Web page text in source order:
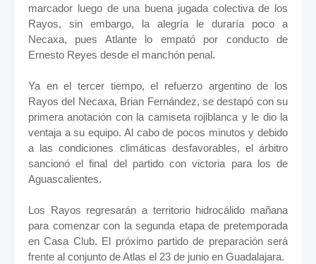
marcador luego de una buena jugada colectiva de los
Rayos, sin embargo, la alegría le duraría poco a
Necaxa, pues Atlante lo empató por conducto de
Ernesto Reyes desde el manchón penal.
Ya en el tercer tiempo, el refuerzo argentino de los
Rayos del Necaxa, Brian Fernández, se destapó con su
primera anotación con la camiseta rojiblanca y le dio la
ventaja a su equipo. Al cabo de pocos minutos y debido
a las condiciones climáticas desfavorables, el árbitro
sancionó el final del partido con victoria para los de
Aguascalientes.
Los Rayos regresarán a territorio hidrocálido mañana
para comenzar con la segunda etapa de pretemporada
en Casa Club. El próximo partido de preparación será
frente al conjunto de Atlas el 23 de junio en Guadalajara.